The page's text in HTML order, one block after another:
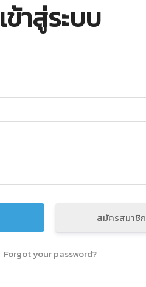
เข้าสู่ระบบ
สมัครสมาชิก
Forgot your password?